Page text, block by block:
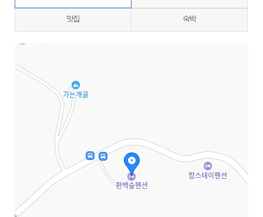
맛집 숙박
지도삽입 (가로100%)